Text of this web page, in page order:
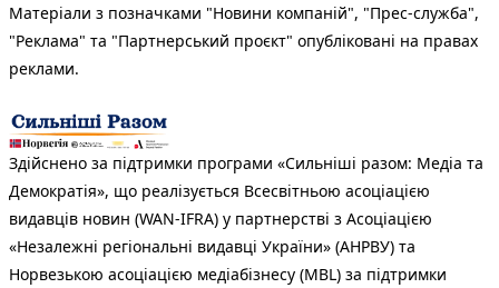
Матеріали з позначками "Новини компаній", "Прес-служба",
"Реклама" та "Партнерський проєкт" опубліковані на правах
реклами.
Здійснено за підтримки програми «Сильніші разом: Медіа та
Демократія», що реалізується Всесвітньою асоціацією
видавців новин (WAN-IFRA) у партнерстві з Асоціацією
«Незалежні регіональні видавці України» (АНРВУ) та
Норвезькою асоціацією медіабізнесу (MBL) за підтримки